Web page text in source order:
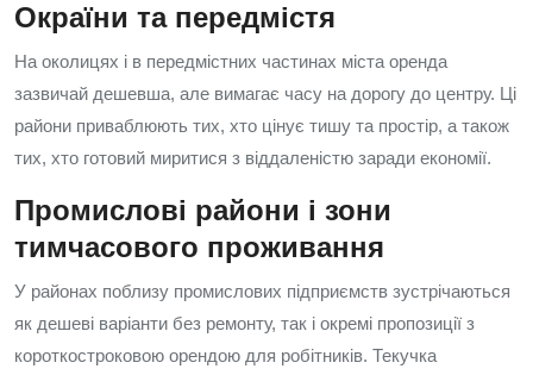
Окраїни та передмістя
На околицях і в передмістних частинах міста оренда
зазвичай дешевша, але вимагає часу на дорогу до центру. Ці
райони приваблюють тих, хто цінує тишу та простір, а також
тих, хто готовий миритися з віддаленістю заради економії.
Промислові райони і зони
тимчасового проживання
У районах поблизу промислових підприємств зустрічаються
як дешеві варіанти без ремонту, так і окремі пропозиції з
короткостроковою орендою для робітників. Текучка